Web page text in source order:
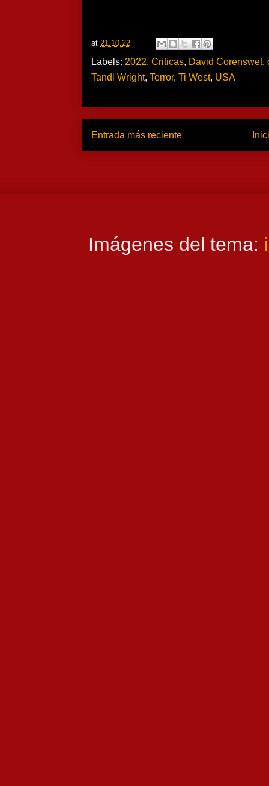
at 21.10.22
Labels: 2022, Criticas, David Corenswet,
Tandi Wright, Terror, Ti West, USA
Entrada más reciente
Imágenes del tema: